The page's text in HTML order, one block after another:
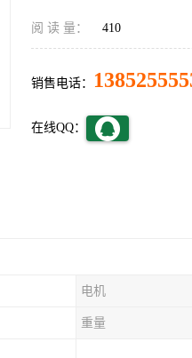
阅 读 量： 410
销售电话：
在线QQ：
电机
重量